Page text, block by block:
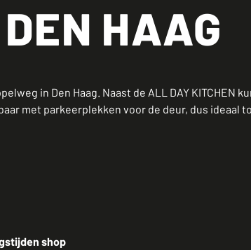
DEN HAAG
in Den Haag. Naast de ALL DAY KITCHEN
met parkeerplekken voor de deur, dus ideaal
shop